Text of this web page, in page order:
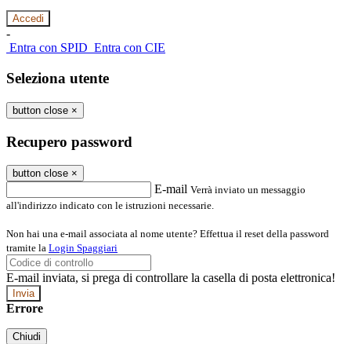
-
Entra con SPID Entra con CIE
Seleziona utente
button close ×
Recupero password
button close ×
E-mail Verrà inviato un messaggio
all'indirizzo indicato con le istruzioni necessarie.
Non hai una e-mail associata al nome utente? Effettua il reset della password
tramite la Login Spaggiari
E-mail inviata, si prega di controllare la casella di posta elettronica!
Errore
Chiudi